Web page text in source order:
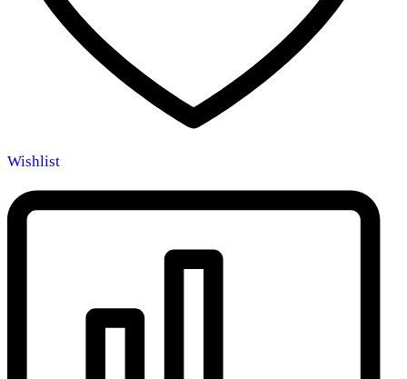
Wishlist